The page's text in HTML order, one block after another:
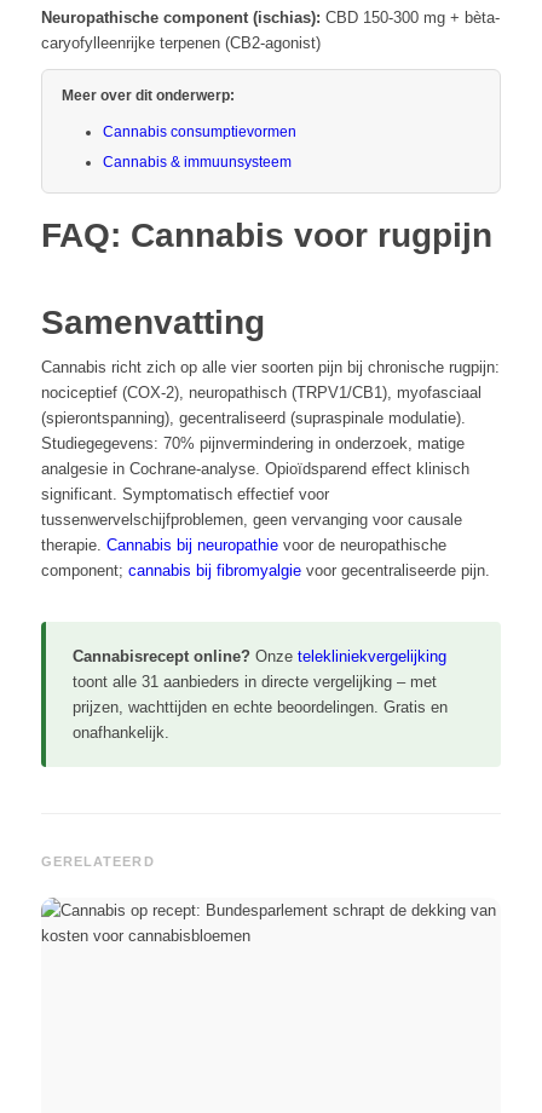
Neuropathische component (ischias): CBD 150-300 mg + bèta-
caryofylleenrijke terpenen (CB2-agonist)
Meer over dit onderwerp:
Cannabis consumptievormen
Cannabis & immuunsysteem
FAQ: Cannabis voor rugpijn
Samenvatting
Cannabis richt zich op alle vier soorten pijn bij chronische rugpijn:
nociceptief (COX-2), neuropathisch (TRPV1/CB1), myofasciaal
(spierontspanning), gecentraliseerd (supraspinale modulatie).
Studiegegevens: 70% pijnvermindering in onderzoek, matige
analgesie in Cochrane-analyse. Opioïdsparend effect klinisch
significant. Symptomatisch effectief voor
tussenwervelschijfproblemen, geen vervanging voor causale
therapie. Cannabis bij neuropathievoor de neuropathische
component; cannabis bij fibromyalgievoor gecentraliseerde pijn.
Cannabisrecept online? Onze telekliniekvergelijking
toont alle 31 aanbieders in directe vergelijking – met
prijzen, wachttijden en echte beoordelingen. Gratis en
onafhankelijk.
GERELATEERD